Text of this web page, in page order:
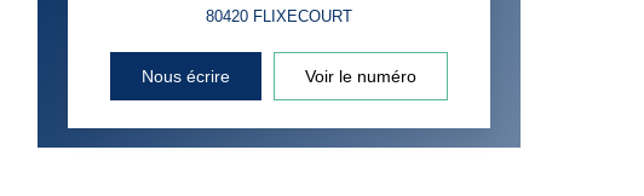
80420 FLIXECOURT
Nous écrire Voir le numéro